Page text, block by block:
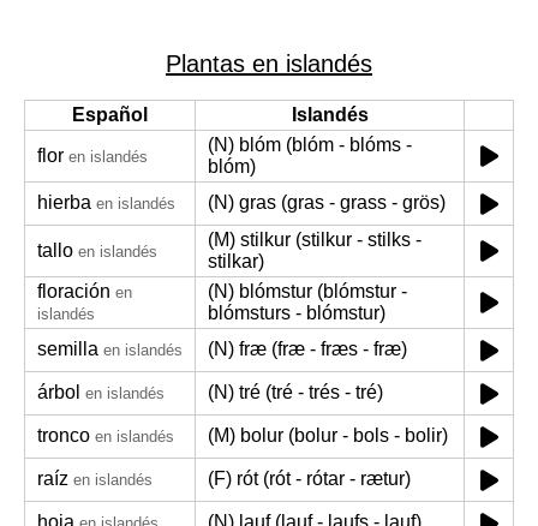
Plantas en islandés
Español
Islandés
flor en islandés
(N) blóm (blóm - blóms -
blóm)
hierba en islandés (N) gras (gras - grass - grös)
tallo en islandés
(M) stilkur (stilkur - stilks -
stilkar)
floración en
islandés
(N) blómstur (blómstur -
blómsturs - blómstur)
semilla en islandés (N) fræ (fræ - fræs - fræ)
árbol en islandés (N) tré (tré - trés - tré)
tronco en islandés (M) bolur (bolur - bols - bolir)
raíz en islandés (F) rót (rót - rótar - rætur)
hoja (N) lauf (lauf - laufs - lauf)